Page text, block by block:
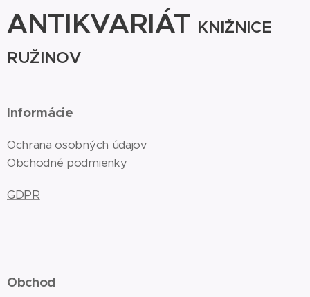
ANTIKVARIÁT KNIŽNICE
RUŽINOV
Informácie
Ochrana osobných údajov
Obchodné podmienky
GDPR
Obchod